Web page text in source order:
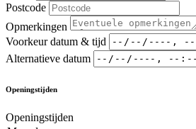
Postcode
Opmerkingen
Voorkeur datum & tijd
Alternatieve datum
Openingstijden
Openingstijden